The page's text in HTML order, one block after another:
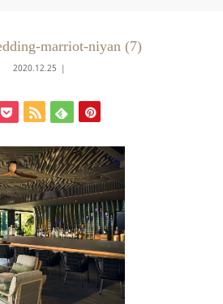
marriot-niyan (7)
2020.12.25